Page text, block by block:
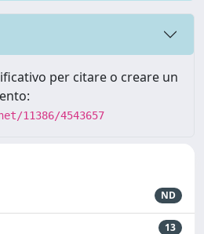
per citare o creare un
11386/4543657
ND
13